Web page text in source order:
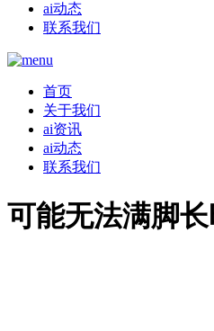
ai动态
联系我们
首页
关于我们
ai资讯
ai动态
联系我们
可能无法满脚